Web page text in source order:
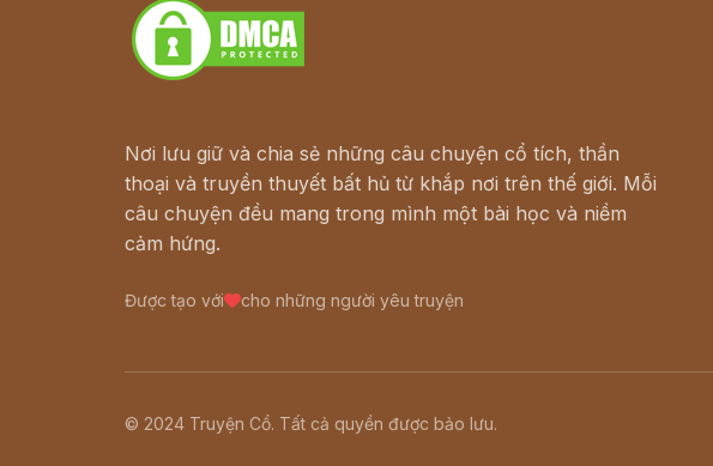
Nơi lưu giữ và chia sẻ những câu chuyện cổ tích, thần
thoại và truyền thuyết bất hủ từ khắp nơi trên thế giới. Mỗi
câu chuyện đều mang trong mình một bài học và niềm
cảm hứng.
Được tạo với cho những người yêu truyện
© 2024 Truyện Cổ. Tất cả quyền được bảo lưu.